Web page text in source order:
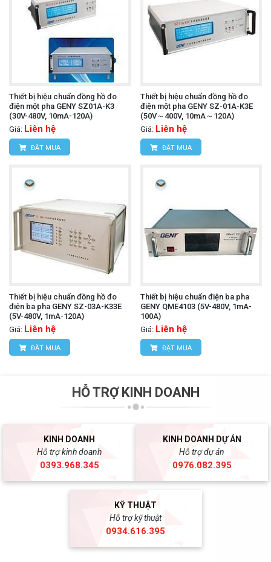
Thiết bị hiệu chuẩn đồng hồ đo
điện một pha GENY SZ01A-K3
(30V-480V, 10mA-120A)
Giá: Liên hệ
ĐẶT MUA
Thiết bị hiệu chuẩn đồng hồ đo
điện một pha GENY SZ-01A-K3E
(50V～400V, 10mA～120A)
Giá: Liên hệ
ĐẶT MUA
Thiết bị hiệu chuẩn đồng hồ đo
điện ba pha GENY SZ-03A-K33E
(5V-480V, 1mA-120A)
Giá: Liên hệ
ĐẶT MUA
Thiết bị hiệu chuẩn điện ba pha
GENY QME4103 (5V-480V, 1mA-
100A)
Giá: Liên hệ
ĐẶT MUA
HỖ TRỢ KINH DOANH
KINH DOANH
Hỗ trợ kinh doanh
0393.968.345
KINH DOANH DỰ ÁN
Hỗ trợ dự án
0976.082.395
KỸ THUẬT
Hỗ trợ kỹ thuật
0934.616.395